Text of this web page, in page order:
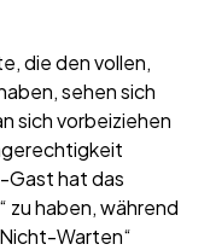
die den vollen,
sehen sich
sich vorbeiziehen
Gast hat das
zu haben, während
Warten“